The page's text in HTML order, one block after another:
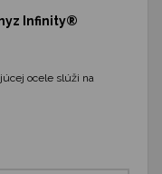
Infinity®
ocele slúži na